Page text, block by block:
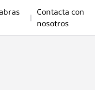
|
Contacta con
nosotros